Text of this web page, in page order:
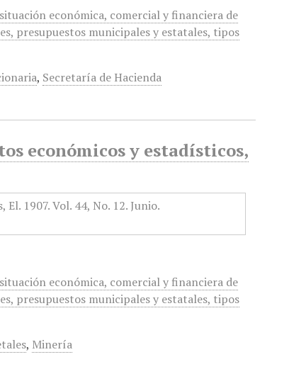
económica, comercial y financiera de
presupuestos municipales y estatales, tipos
, Secretaría de Hacienda
económicos y estadísticos,
económica, comercial y financiera de
presupuestos municipales y estatales, tipos
, Minería